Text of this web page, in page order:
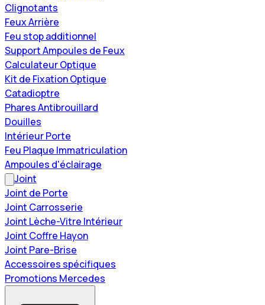
Clignotants
Feux Arrière
Feu stop additionnel
Support Ampoules de Feux
Calculateur Optique
Kit de Fixation Optique
Catadioptre
Phares Antibrouillard
Douilles
Intérieur Porte
Feu Plaque Immatriculation
Ampoules d'éclairage
Joint
Joint de Porte
Joint Carrosserie
Joint Lèche-Vitre Intérieur
Joint Coffre Hayon
Joint Pare-Brise
Accessoires spécifiques
Promotions Mercedes